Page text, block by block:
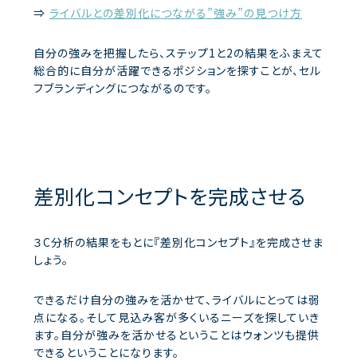
⇒ ライバルとの差別化につながる”強み”の見つけ方
自分の強みを把握したら、ステップ1と2の結果をふまえて
総合的に自分が活躍できるポジションを探すことが、セル
フブランディングにつながるのです。
差別化コンセプトを完成させる
３C分析の結果をもとに『差別化コンセプト』を完成させま
しょう。
できるだけ自分の強みを活かせて、ライバルにとっては弱
点になる。そして見込み客が多くいるニーズを探していき
ます。自分が強みを活かせるということはウォンツも提供
できるということになります。